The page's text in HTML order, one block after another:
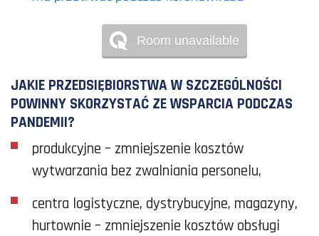
JAKIE PRZEDSIĘBIORSTWA W SZCZEGÓLNOŚCI
POWINNY SKORZYSTAĆ ZE WSPARCIA PODCZAS
PANDEMII?
produkcyjne – zmniejszenie kosztów
wytwarzania bez zwalniania personelu,
centra logistyczne, dystrybucyjne, magazyny,
hurtownie – zmniejszenie kosztów obsługi